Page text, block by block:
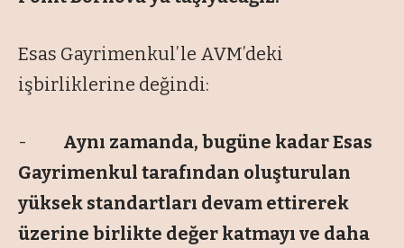
Esas Gayrimenkul’le AVM’deki
işbirliklerine değindi:
- Aynı zamanda, bugüne kadar Esas
Gayrimenkul tarafından oluşturulan
yüksek standartları devam ettirerek
üzerine birlikte değer katmayı ve daha